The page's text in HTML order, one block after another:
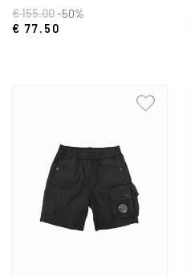
€ 155.00-50%
€ 77.50